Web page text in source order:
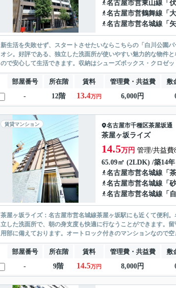
名古屋市営東山線 「
名古屋市営鶴舞線 「
名古屋市営名城線 「
新生活を失敗せず、スタートさせたいならこちらの「白川公園
オシ。好評である、独立した洗面所が使いやすい魅力的な物件
ので安心して生活できます。収納はシューズボックス・クロゼ
部屋番号 所在階 賃料 管理費・共益費 敷
-
12階 13.4万円 6,000円
賃貸マンション 名古屋市千種区茶屋坂通
茶屋ヶ坂ライズ
14.5万円 管理/共益費
65.09㎡ (2LDK) /築14
名古屋市営名城線 「
名古屋市営名城線 「
名古屋市営名城線 「
茶屋ヶ坂ライズ：名古屋市営名城線茶屋ヶ坂駅にも近くて便利
立した洗面所で、朝の身支度も快適に行なうことができます。
用部に備えております。オートロック付きのマンションなので
部屋番号 所在階 賃料 管理費・共益費 敷
-
9階 14.5万円 8,000円